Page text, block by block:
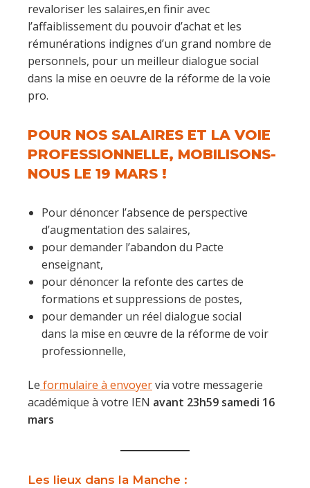
revaloriser les salaires,en finir avec
l’affaiblissement du pouvoir d’achat et les
rémunérations indignes d’un grand nombre de
personnels, pour un meilleur dialogue social
dans la mise en oeuvre de la réforme de la voie
pro.
POUR NOS SALAIRES ET LA VOIE
PROFESSIONNELLE, MOBILISONS-
NOUS LE 19 MARS !
Pour dénoncer l’absence de perspective
d’augmentation des salaires,
pour demander l’abandon du Pacte
enseignant,
pour dénoncer la refonte des cartes de
formations et suppressions de postes,
pour demander un réel dialogue social
dans la mise en œuvre de la réforme de voir
professionnelle,
Le formulaire à envoyervia votre messagerie
académique à votre IEN avant 23h59 samedi 16
mars
Les lieux dans la Manche :